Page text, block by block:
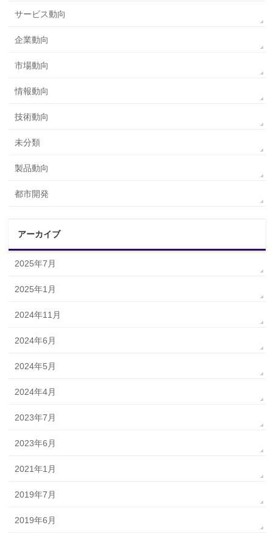
サービス動向
企業動向
市場動向
情報動向
技術動向
未分類
製品動向
都市開発
アーカイブ
2025年7月
2025年1月
2024年11月
2024年6月
2024年5月
2024年4月
2023年7月
2023年6月
2021年1月
2019年7月
2019年6月